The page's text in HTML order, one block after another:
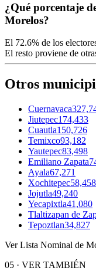
¿Qué porcentaje
Morelos?
El 72.6% de los
El resto proviene de
Otros
Cuernavaca
Jiutepec174,433
Cuautla150,726
Temixco93,182
Yautepec83,498
Emiliano Zapata
Ayala67,271
Xochitepec58,458
Jojutla49,240
Yecapixtla41,080
Tlaltizapan de
Tepoztlan34,827
Ver Lista Nominal de
05 · VER TAMBIÉN